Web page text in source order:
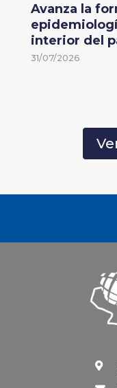
Avanza la
interior del
31/07/2026
